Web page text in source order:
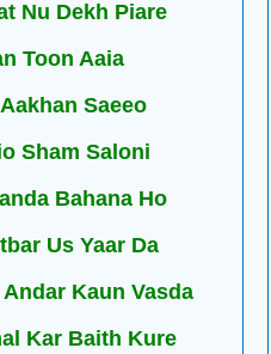
Nu Dekh Piare
Toon Aaia
Saeeo
Sham Saloni
Bahana Ho
Us Yaar Da
Kaun Vasda
Kar Baith Kure